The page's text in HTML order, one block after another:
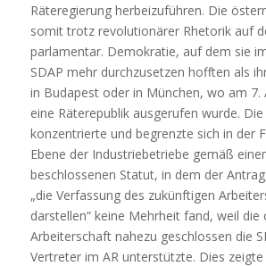
Räteregierung herbeizuführen. Die
somit trotz revolutionärer Rhetorik auf
parlamentar. Demokratie, auf dem sie
SDAP mehr durchzusetzen hofften als
in Budapest oder in München, wo am 7.
eine Räterepublik ausgerufen wurde.
konzentrierte und begrenzte sich in der
Ebene der Industriebetriebe gemäß
beschlossenen Statut, in dem der
„die Verfassung des zukünftigen
darstellen“ keine Mehrheit fand, weil die
Arbeiterschaft nahezu geschlossen die
Vertreter im AR unterstützte. Dies